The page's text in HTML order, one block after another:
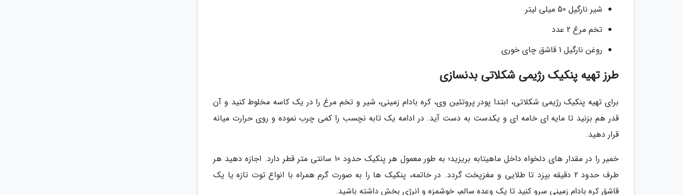
شیر نارگیل 50 میلی لیتر
تخم مرغ 2 عدد
روغن نارگیل 1 قاشق چای خوری
طرز تهیه پنکیک رژیمی شکلاتی بدنسازی
برای تهیه پنکیک رژیمی شکلاتی، ابتدا پودر پروتئین وی، کره بادام زمینی، شیر و تخم مرغ را در یک کاسه مخلوط کنید و آن
قدر هم بزنید تا مایه ای خامه ای و یکدست به دست آید. در ادامه یک تابه نچسب را کمی چرب نموده و روی حرارت میانه
قرار دهید.
خمیر را در مقدار های دلخواه داخل ماهیتابه بریزید؛ به طور معمول هر پنکیک حدود 10 سانتی متر قطر دارد. اجازه دهید هر
طرف حدود 2 دقیقه بپزد تا طلایی و مغزپخت گردد. در خاتمه، پنکیک ها را به صورت گرم همراه با انواع توت تازه یا یک
قاشق کره بادام زمینی سرو کنید تا یک وعده سالم، خوشمزه و انرژی بخش داشته باشید.